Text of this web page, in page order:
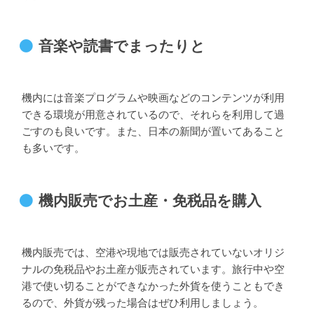
音楽や読書でまったりと
機内には音楽プログラムや映画などのコンテンツが利用
できる環境が用意されているので、それらを利用して過
ごすのも良いです。また、日本の新聞が置いてあること
も多いです。
機内販売でお土産・免税品を購入
機内販売では、空港や現地では販売されていないオリジ
ナルの免税品やお土産が販売されています。旅行中や空
港で使い切ることができなかった外貨を使うこともでき
るので、外貨が残った場合はぜひ利用しましょう。